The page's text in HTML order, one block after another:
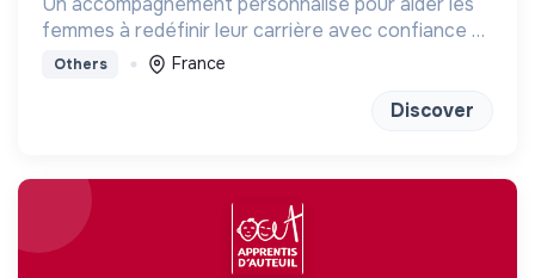
femmes à redéfinir leur carrière avec confiance et
clarté
Others France
Discover